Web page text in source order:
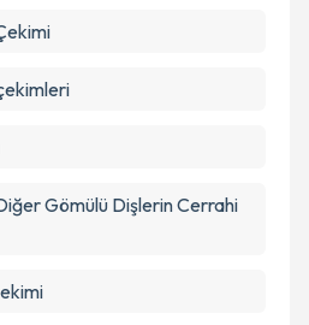
Gömülü Dişlerin Cerrahi